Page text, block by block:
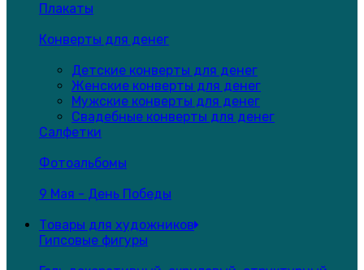
Плакаты
Конверты для денег
Детские конверты для денег
Женские конверты для денег
Мужские конверты для денег
Свадебные конверты для денег
Салфетки
Фотоальбомы
9 Мая - День Победы
Товары для художников
Гипсовые фигуры